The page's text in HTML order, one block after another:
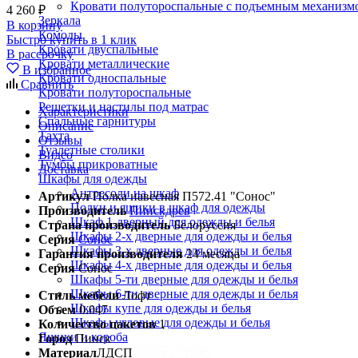
Кровати полутороспальные с подъемным
Зеркала
Комоды
Кровати двуспальные
Кровати металлические
Кровати односпальные
Кровати полутороспальные
Решетки и настилы под матрас
Спальные гарнитуры
Тахта
Туалетные столики
Тумбы прикроватные
Шкафы для одежды
Антресоли на шкаф
Полки и ящики в шкаф для одежды
Шкаф 1-дверный для одежды и белья
Шкафы 2-х дверные для одежды и белья
Шкафы 3-х дверные для одежды и белья
Шкафы 4-х дверные для одежды и белья
Шкафы 5-ти дверные для одежды и белья
Шкафы 6-ти дверные для одежды и белья
Шкафы купе для одежды и белья
Шкафы угловые для одежды и белья
Ящики и короба
4 260 ₽
В корзину
Быстро купить в 1 клик
В рассрочку
В избранное
Сравнить
Характеристики
Описание
Отзывы
Видео
Доставка
Артикул Полка навесная П572.41 "Сонос"
Производитель Пинскдрев
Страна производитель Белоруссия
Серия Сонос
Гарантия производителя 24 месяца
Серия Сонос
Стиль мебели Лофт
Объем 0.047
Количество пакетов 1
Город Пинск
МатериалЛДСП